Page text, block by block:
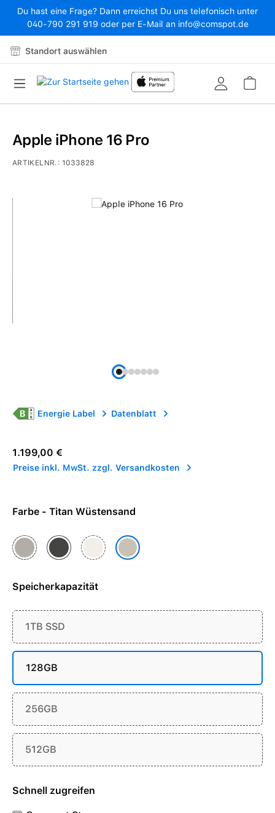
Zum Hauptinhalt springen
Du hast eine Frage? Dann erreichst Du uns telefonisch unter
040-790 291 919 oder per E-Mail an info@comspot.de
Standort auswählen
Bildergalerie überspringen
Energie Label Datenblatt
Apple iPhone 16 Pro
ARTIKELNR.:1033828
Regulärer Preis:
1.199,00 €
Preise inkl. MwSt. zzgl. Versandkosten
Farbe - Titan Wüstensand
Titan NaturTitan Schwarz
Titan WeißTitan Wüstensand
Speicherkapazität
1TB SSD
128GB
256GB
512GB
Schnell zugreifen